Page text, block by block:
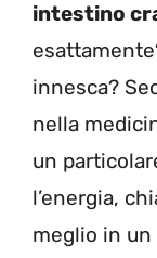
intestino
innesca?
nella
un
l’energia,
meglio in